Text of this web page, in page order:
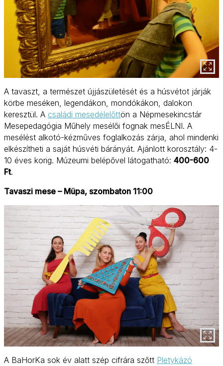
A tavaszt, a természet újjászületését és a húsvétot járják
körbe meséken, legendákon, mondókákon, dalokon
keresztül. A családi mesedélelőttön a Népmesekincstár
Mesepedagógia Műhely mesélői fognak mesÉLNI. A
mesélést alkotó-kézműves foglalkozás zárja, ahol mindenki
elkészítheti a saját húsvéti bárányát. Ajánlott korosztály: 4-
10 éves korig. Múzeumi belépővel látogatható: 400-600
Ft.
Tavaszi mese – Müpa, szombaton 11:00
A BaHorKa sok év alatt szép cifrára szőtt Pletykázó